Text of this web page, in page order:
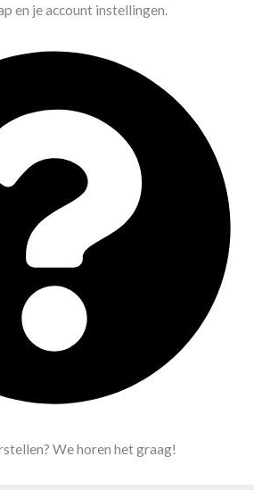
en je account instellingen.
We horen het graag!